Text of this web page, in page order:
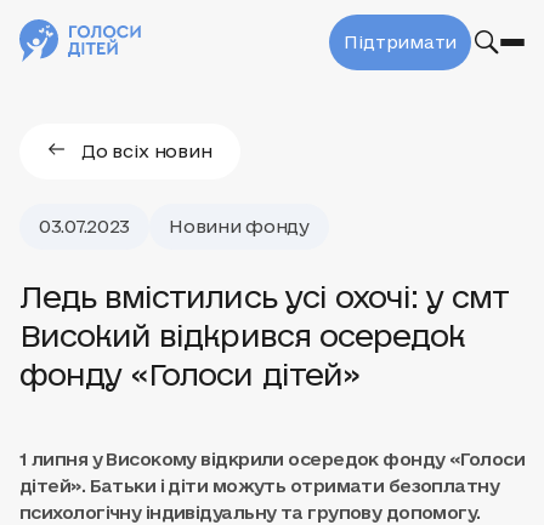
Підтримати
До всіх новин
03.07.2023 Новини фонду
Ледь вмістились усі охочі: у смт
Високий відкрився осередок
фонду «Голоси дітей»
1 липня у Високому відкрили осередок фонду «Голоси
дітей». Батьки і діти можуть отримати безоплатну
психологічну індивідуальну та групову допомогу.